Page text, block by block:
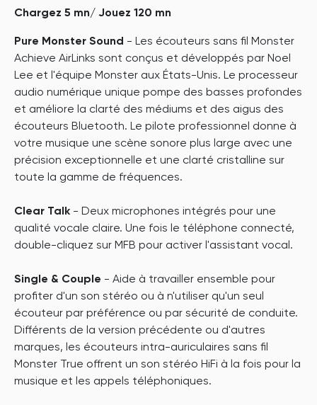
Chargez 5 mn/ Jouez 120 mn
Pure Monster Sound - Les écouteurs sans fil Monster
Achieve AirLinks sont conçus et développés par Noel
Lee et l'équipe Monster aux États-Unis. Le processeur
audio numérique unique pompe des basses profondes
et améliore la clarté des médiums et des aigus des
écouteurs Bluetooth. Le pilote professionnel donne à
votre musique une scène sonore plus large avec une
précision exceptionnelle et une clarté cristalline sur
toute la gamme de fréquences.
Clear Talk - Deux microphones intégrés pour une
qualité vocale claire. Une fois le téléphone connecté,
double-cliquez sur MFB pour activer l'assistant vocal.
Single & Couple - Aide à travailler ensemble pour
profiter d'un son stéréo ou à n'utiliser qu'un seul
écouteur par préférence ou par sécurité de conduite.
Différents de la version précédente ou d'autres
marques, les écouteurs intra-auriculaires sans fil
Monster True offrent un son stéréo HiFi à la fois pour la
musique et les appels téléphoniques.